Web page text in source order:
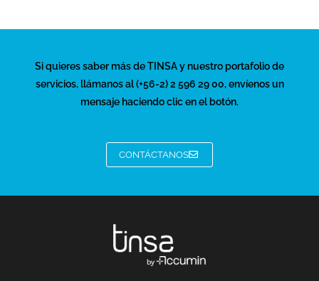
Si quieres saber más de TINSA y nuestro portafolio de
servicios, llámanos al (+56-2) 2 596 29 00, envíenos un
mensaje haciendo clic en el botón.
CONTÁCTANOS